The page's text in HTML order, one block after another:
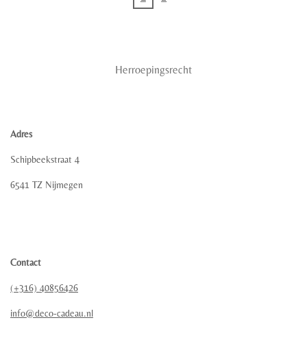
Herroepingsrecht
Adres
Schipbeekstraat 4
6541 TZ Nijmegen
Contact
(+316) 40856426
info@deco-cadeau.nl